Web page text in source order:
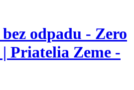
odpadu - Zero
Priatelia Zeme -